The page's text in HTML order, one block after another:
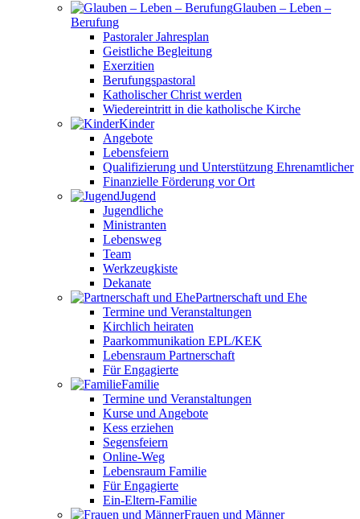
Glauben – Leben –
Berufung
Pastoraler Jahresplan
Geistliche Begleitung
Exerzitien
Berufungspastoral
Katholischer Christ werden
Wiedereintritt in die katholische Kirche
Kinder
Angebote
Lebensfeiern
Qualifizierung und Unterstützung Ehrenamtlicher
Finanzielle Förderung vor Ort
Jugend
Jugendliche
Ministranten
Lebensweg
Team
Werkzeugkiste
Dekanate
Partnerschaft und Ehe
Termine und Veranstaltungen
Kirchlich heiraten
Paarkommunikation EPL/KEK
Lebensraum Partnerschaft
Für Engagierte
Familie
Termine und Veranstaltungen
Kurse und Angebote
Kess erziehen
Segensfeiern
Online-Weg
Lebensraum Familie
Für Engagierte
Ein-Eltern-Familie
Frauen und Männer